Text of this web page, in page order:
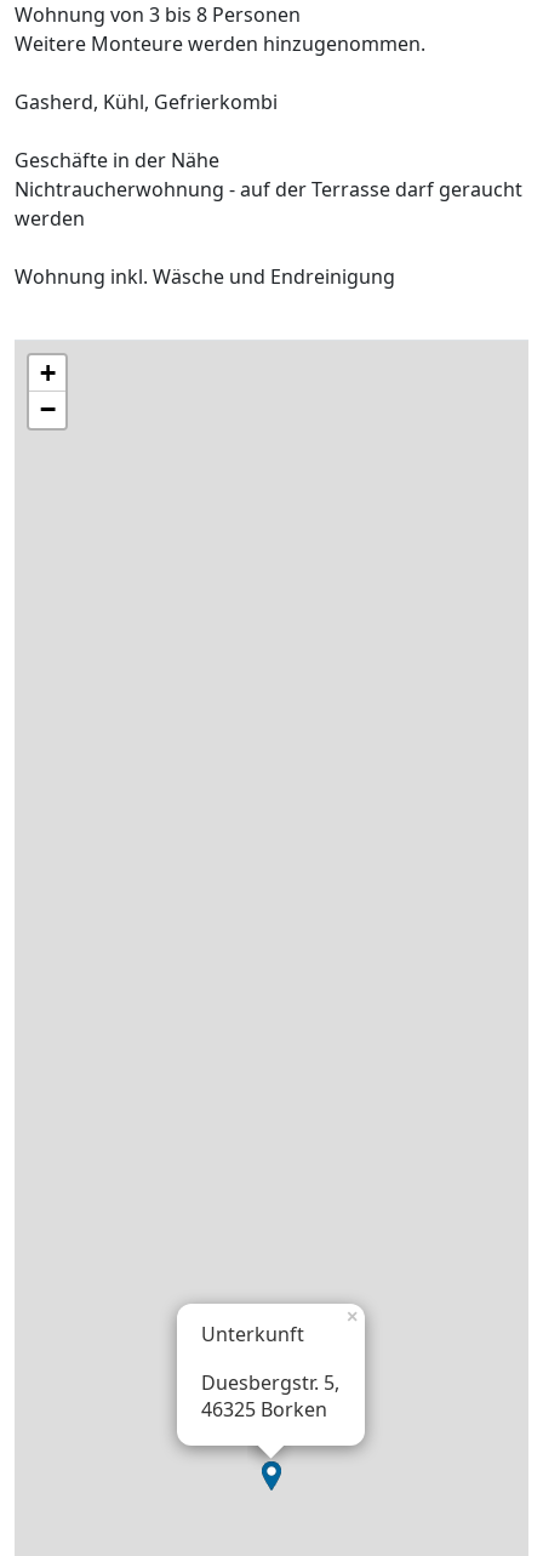
Wohnung von 3 bis 8 Personen
Weitere Monteure werden hinzugenommen.
Gasherd, Kühl, Gefrierkombi
Geschäfte in der Nähe
Nichtraucherwohnung - auf der Terrasse darf geraucht
werden
Wohnung inkl. Wäsche und Endreinigung
Unterkunft
Duesbergstr. 5,
46325 Borken
×
+
−